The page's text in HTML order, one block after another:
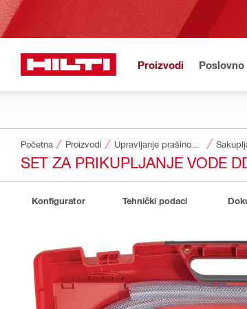
Proizvodi
Početna Proizvodi
SET ZA PRIKUPLJANJE VODE
Konfigurator Tehnički podaci